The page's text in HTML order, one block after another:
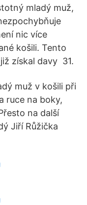
mladý muž,
nic více
košili. Tento
získal davy 31.
muž v košili při
ruce na boky,
na další
Jiří Růžička